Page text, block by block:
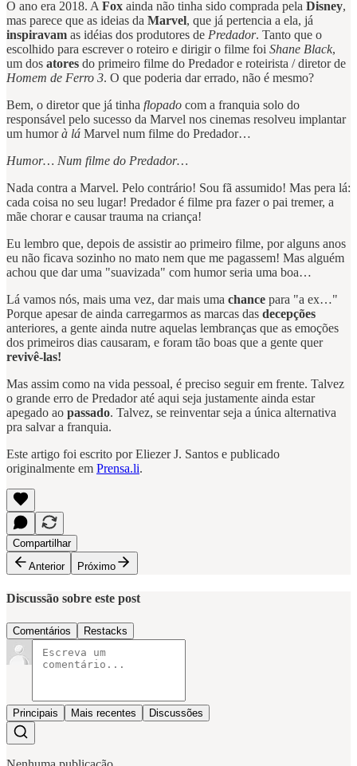
O ano era 2018. A Fox ainda não tinha sido comprada pela Disney,
mas parece que as ideias da Marvel, que já pertencia a ela, já
inspiravam as idéias dos produtores de Predador. Tanto que o
escolhido para escrever o roteiro e dirigir o filme foi Shane Black,
um dos atores do primeiro filme do Predador e roteirista / diretor de
Homem de Ferro 3. O que poderia dar errado, não é mesmo?
Bem, o diretor que já tinha flopado com a franquia solo do
responsável pelo sucesso da Marvel nos cinemas resolveu implantar
um humorà lá Marvel num filme do Predador…
Humor… Num filme do Predador…
Nada contra a Marvel. Pelo contrário! Sou fã assumido! Mas pera lá:
cada coisa no seu lugar! Predador é filme pra fazer o pai tremer, a
mãe chorar e causar trauma na criança!
Eu lembro que, depois de assistir ao primeiro filme, por alguns anos
eu não ficava sozinho no mato nem que me pagassem! Mas alguém
achou que dar uma "suavizada" com humor seria uma boa…
Lá vamos nós, mais uma vez, dar mais uma chance para "a ex…"
Porque apesar de ainda carregarmos as marcas das decepções
anteriores, a gente ainda nutre aquelas lembranças que as emoções
dos primeiros dias causaram, e foram tão boas que a gente quer
revivê-las!
Mas assim como na vida pessoal, é preciso seguir em frente. Talvez
o grande erro de Predador até aqui seja justamente ainda estar
apegado ao passado. Talvez, se reinventar seja a única alternativa
pra salvar a franquia.
Este artigo foi escrito por Eliezer J. Santos e publicado
originalmente em Prensa.li.
Compartilhar
Anterior
Próximo
Discussão sobre este post
Comentários Restacks
Principais Mais recentes Discussões